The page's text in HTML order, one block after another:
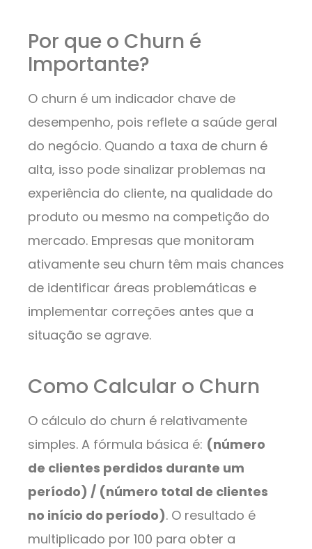
Por que o Churn é
Importante?
O churn é um indicador chave de
desempenho, pois reflete a saúde geral
do negócio. Quando a taxa de churn é
alta, isso pode sinalizar problemas na
experiência do cliente, na qualidade do
produto ou mesmo na competição do
mercado. Empresas que monitoram
ativamente seu churn têm mais chances
de identificar áreas problemáticas e
implementar correções antes que a
situação se agrave.
Como Calcular o Churn
O cálculo do churn é relativamente
simples. A fórmula básica é: (número
de clientes perdidos durante um
período) / (número total de clientes
no início do período). O resultado é
multiplicado por 100 para obter a